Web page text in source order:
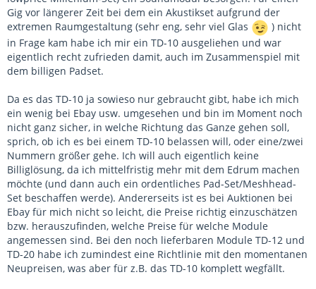
Gig vor längerer Zeit bei dem ein Akustikset aufgrund der
extremen Raumgestaltung (sehr eng, sehr viel Glas
) nicht
in Frage kam habe ich mir ein TD-10 ausgeliehen und war
eigentlich recht zufrieden damit, auch im Zusammenspiel mit
dem billigen Padset.
Da es das TD-10 ja sowieso nur gebraucht gibt, habe ich mich
ein wenig bei Ebay usw. umgesehen und bin im Moment noch
nicht ganz sicher, in welche Richtung das Ganze gehen soll,
sprich, ob ich es bei einem TD-10 belassen will, oder eine/zwei
Nummern größer gehe. Ich will auch eigentlich keine
Billiglösung, da ich mittelfristig mehr mit dem Edrum machen
möchte (und dann auch ein ordentliches Pad-Set/Meshhead-
Set beschaffen werde). Andererseits ist es bei Auktionen bei
Ebay für mich nicht so leicht, die Preise richtig einzuschätzen
bzw. herauszufinden, welche Preise für welche Module
angemessen sind. Bei den noch lieferbaren Module TD-12 und
TD-20 habe ich zumindest eine Richtlinie mit den momentanen
Neupreisen, was aber für z.B. das TD-10 komplett wegfällt.